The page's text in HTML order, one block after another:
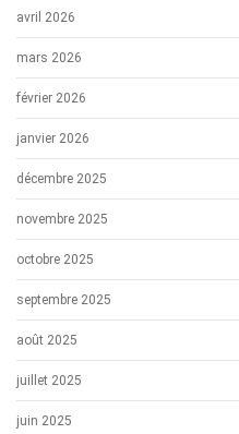
avril 2026
mars 2026
février 2026
janvier 2026
décembre 2025
novembre 2025
octobre 2025
septembre 2025
août 2025
juillet 2025
juin 2025